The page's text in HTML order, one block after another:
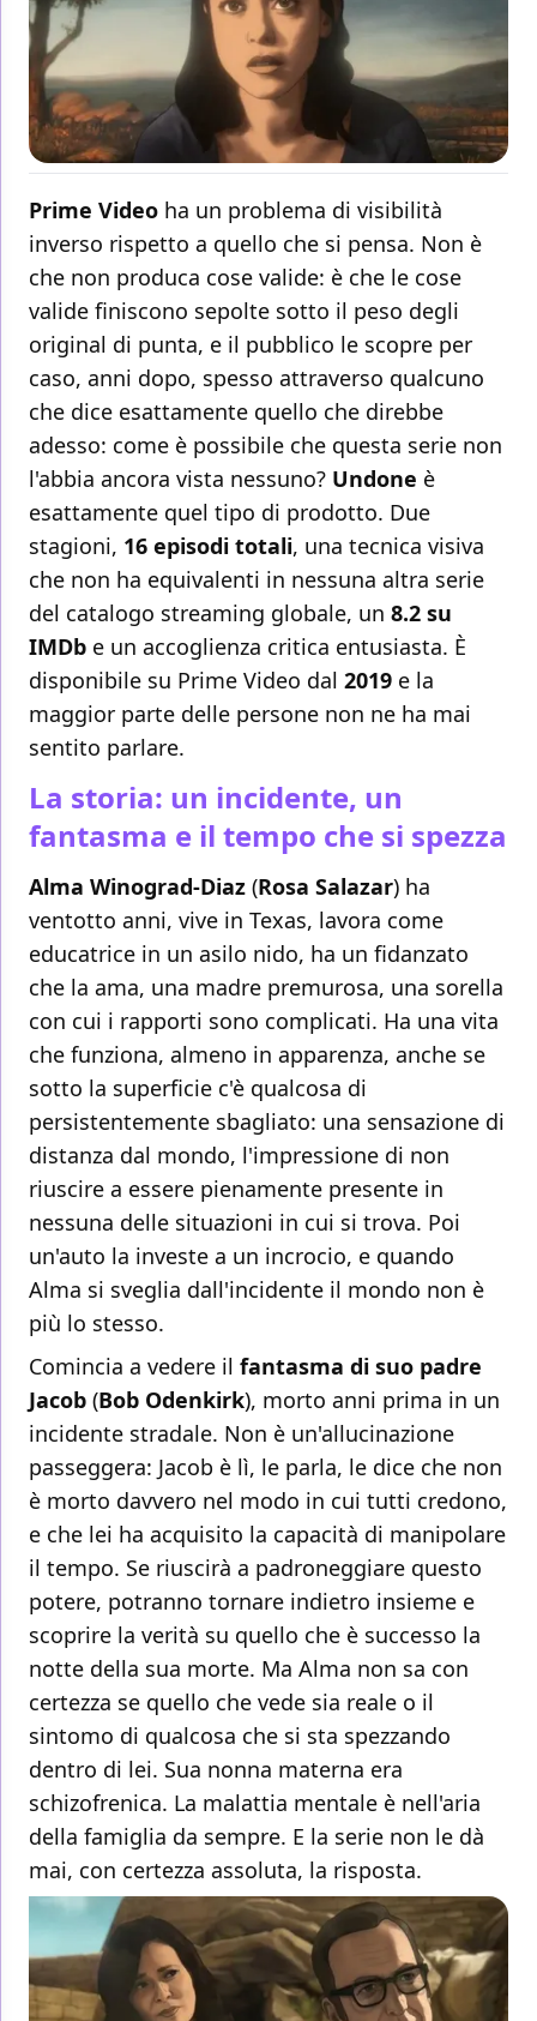
Prime Video ha un problema di visibilità
inverso rispetto a quello che si pensa. Non è
che non produca cose valide: è che le cose
valide finiscono sepolte sotto il peso degli
original di punta, e il pubblico le scopre per
caso, anni dopo, spesso attraverso qualcuno
che dice esattamente quello che direbbe
adesso: come è possibile che questa serie non
l'abbia ancora vista nessuno? Undone è
esattamente quel tipo di prodotto. Due
stagioni, 16 episodi totali, una tecnica visiva
che non ha equivalenti in nessuna altra serie
del catalogo streaming globale, un 8.2 su
IMDb e un accoglienza critica entusiasta. È
disponibile su Prime Video dal 2019 e la
maggior parte delle persone non ne ha mai
sentito parlare.
La storia: un incidente, un
fantasma e il tempo che si spezza
Alma Winograd-Diaz (Rosa Salazar) ha
ventotto anni, vive in Texas, lavora come
educatrice in un asilo nido, ha un fidanzato
che la ama, una madre premurosa, una sorella
con cui i rapporti sono complicati. Ha una vita
che funziona, almeno in apparenza, anche se
sotto la superficie c'è qualcosa di
persistentemente sbagliato: una sensazione di
distanza dal mondo, l'impressione di non
riuscire a essere pienamente presente in
nessuna delle situazioni in cui si trova. Poi
un'auto la investe a un incrocio, e quando
Alma si sveglia dall'incidente il mondo non è
più lo stesso.
Comincia a vedere il fantasma di suo padre
Jacob (Bob Odenkirk), morto anni prima in un
incidente stradale. Non è un'allucinazione
passeggera: Jacob è lì, le parla, le dice che non
è morto davvero nel modo in cui tutti credono,
e che lei ha acquisito la capacità di manipolare
il tempo. Se riuscirà a padroneggiare questo
potere, potranno tornare indietro insieme e
scoprire la verità su quello che è successo la
notte della sua morte. Ma Alma non sa con
certezza se quello che vede sia reale o il
sintomo di qualcosa che si sta spezzando
dentro di lei. Sua nonna materna era
schizofrenica. La malattia mentale è nell'aria
della famiglia da sempre. E la serie non le dà
mai, con certezza assoluta, la risposta.